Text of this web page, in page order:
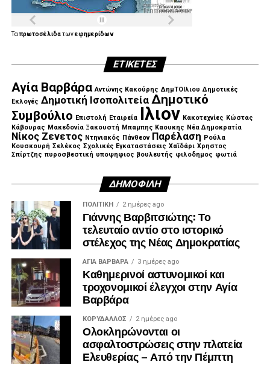
.
.
Ταπρωτοσέλιδατωνεφημερίδων
ΕΤΙΚΈΤΕΣ
Αγία Βαρβάρα Αντώνης Κακούρης ΔημΤΟΙλιου Δημοτικές
Εκλογές Δημοτική Ισοπολιτεία Δημοτικό
Συμβούλιο Επιστολή Εταιρεία Ιλιον Κακοτεχνίες Κώστας
Κάβουρας Μακεδονία Ξακουστή Μπαμπης Καουκης Νέα Δημοκρατία
Νίκος Ζενετος Ντηνιακός Πάνθεον Παρέλαση Ρούλα
Κουσκουρή Σελέκος Σχολικές Εγκαταστάσεις Χαϊδάρι Χρηστος
Σπίρτζης πυροσβεστική υποψηφιος βουλευτής φιλοδημος φωτιά
ΔΗΜΟΦΙΛΉ
ΠΟΛΙΤΙΚΉ 2 ημέρες ago
Γιάννης Βαρβιτσιώτης: Το
τελευταίο αντίο στο ιστορικό
στέλεχος της Νέας Δημοκρατίας
ΑΓΙΑ ΒΑΡΒΑΡΑ 3 ημέρες ago
Καθημερινοί αστυνομικοί και
τροχονομικοί έλεγχοι στην Αγία
Βαρβάρα
ΚΟΡΥΔΑΛΛΟΣ 2 ημέρες ago
Ολοκληρώνονται οι
ασφαλτοστρώσεις στην πλατεία
Ελευθερίας – Από την Πέμπτη